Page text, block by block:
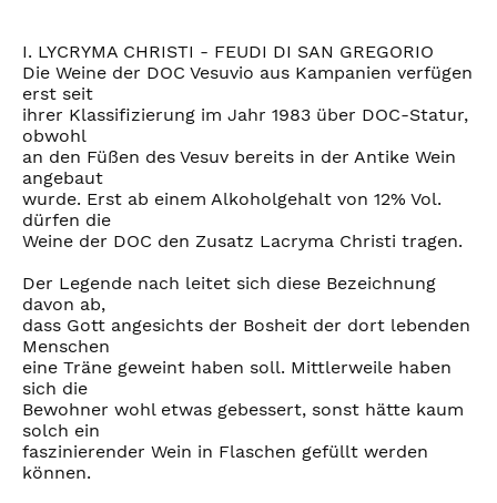
I. LYCRYMA CHRISTI - FEUDI DI SAN GREGORIO
Die Weine der DOC Vesuvio aus Kampanien verfügen
erst seit
ihrer Klassifizierung im Jahr 1983 über DOC-Statur,
obwohl
an den Füßen des Vesuv bereits in der Antike Wein
angebaut
wurde. Erst ab einem Alkoholgehalt von 12% Vol.
dürfen die
Weine der DOC den Zusatz Lacryma Christi tragen.
Der Legende nach leitet sich diese Bezeichnung
davon ab,
dass Gott angesichts der Bosheit der dort lebenden
Menschen
eine Träne geweint haben soll. Mittlerweile haben
sich die
Bewohner wohl etwas gebessert, sonst hätte kaum
solch ein
faszinierender Wein in Flaschen gefüllt werden
können.